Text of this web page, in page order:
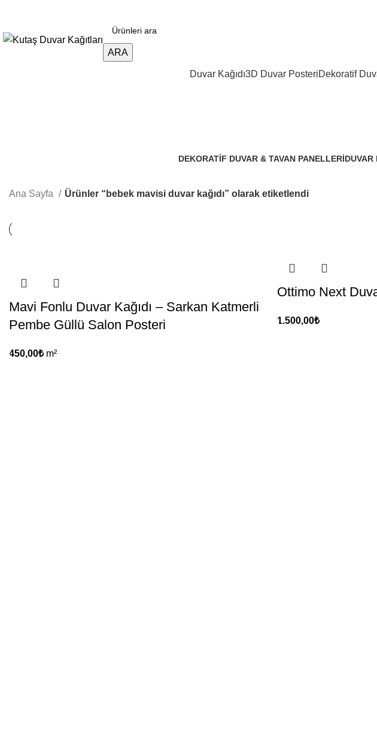
ARA
Duvar Kağıdı3D Duvar PosteriDekoratif
DEKORATIF DUVAR & TAVAN PANELLERIDUVAR
Ana Sayfa Ürünler “bebek mavisi duvar kağıdı” olarak etiketlendi
Mavi Fonlu Duvar Kağıdı – Sarkan Katmerli
Pembe Güllü Salon Posteri
450,00₺m²
Ottimo Next
1.500,00₺